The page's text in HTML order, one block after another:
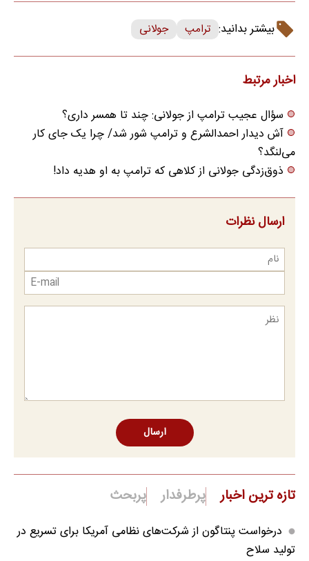
بیشتر بدانید: ترامپ جولانی
اخبار مرتبط
سؤال عجیب ترامپ از جولانی: چند تا همسر داری؟
آش دیدار احمدالشرع و ترامپ شور شد/ چرا یک جای کار
می‌لنگد؟
ذوق‌زدگی جولانی از کلاهی که ترامپ به او هدیه داد!
ارسال نظرات
ارسال
تازه ترین اخبار پرطرفدار پربحث
درخواست پنتاگون از شرکت‌های نظامی آمریکا برای تسریع در
تولید سلاح